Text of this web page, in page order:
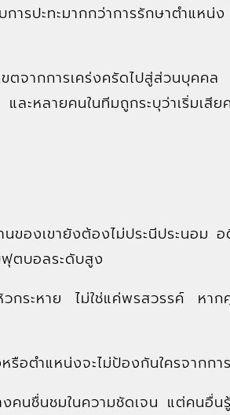
รปะทะมากกว่าการรักษาตำแหน่
ขตจากการเคร่งครัดไปสู่ส่วนบุค
ะหลายคนในทีมถูกระบุว่าเริ่มเสีย
ของเขายังต้องไม่ประนีประนอม
ตบอลระดับสูง
กระหาย ไม่ใช่แค่พรสวรรค์ หาก
หรือตำแหน่งจะไม่ป้องกันใครจากก
นชื่นชมในความชัดเจน แต่คนอื่น